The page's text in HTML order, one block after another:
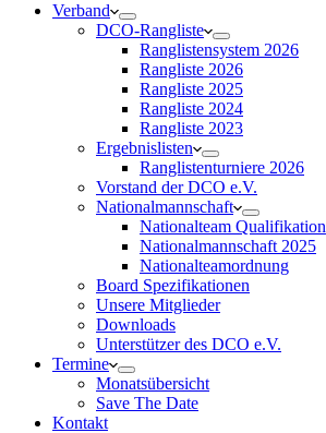
Verband
DCO-Rangliste
Ranglistensystem 2026
Rangliste 2026
Rangliste 2025
Rangliste 2024
Rangliste 2023
Ergebnislisten
Ranglistenturniere 2026
Vorstand der DCO e.V.
Nationalmannschaft
Nationalteam Qualifikation
Nationalmannschaft 2025
Nationalteamordnung
Board Spezifikationen
Unsere Mitglieder
Downloads
Unterstützer des DCO e.V.
Termine
Monatsübersicht
Save The Date
Kontakt